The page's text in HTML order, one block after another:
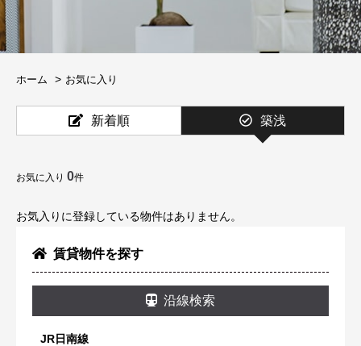
ホーム お気に入り
賃貸物件を探す
沿線検索
JR日南線
新着順 築浅
お気に入り 0件
お気入りに登録している物件はありません。